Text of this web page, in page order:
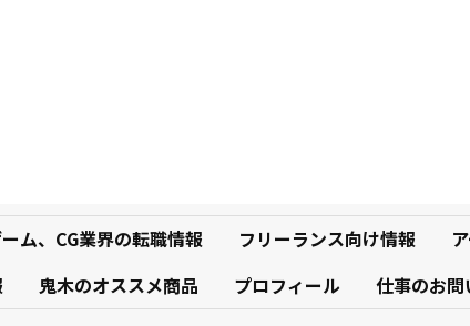
ム、CG業界の転職情報 フリーランス向け情報
鬼木のオススメ商品 プロフィール 仕事のお問